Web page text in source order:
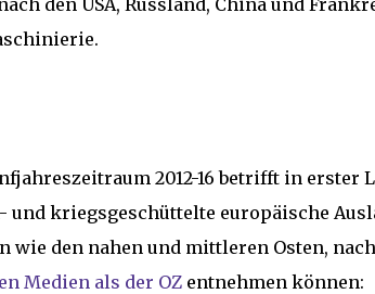
den USA, Russland, China und
2012-16 betrifft in erster
kriegsgeschüttelte europäische
wie den nahen und mittleren Osten,
Medien als der OZentnehmen können: